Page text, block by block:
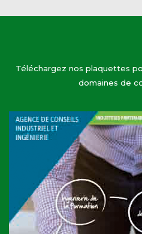
Téléchargez nos plaquettes
domaines de